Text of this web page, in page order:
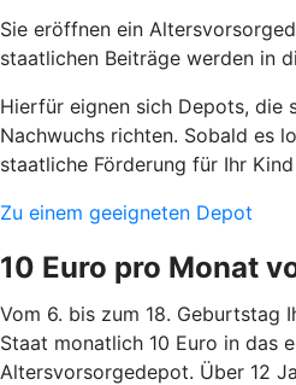
Sie eröffnen ein
staatlichen Beiträge werden in
Hierfür eignen sich Depots, die
Nachwuchs richten. Sobald es
staatliche Förderung für Ihr
Zu einem geeigneten Depot
10 Euro pro Monat
Vom 6. bis zum 18. Geburtstag
Staat monatlich 10 Euro in das
Altersvorsorgedepot. Über 12